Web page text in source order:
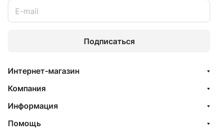
Подписаться
Интернет-магазин
Компания
Информация
Помощь